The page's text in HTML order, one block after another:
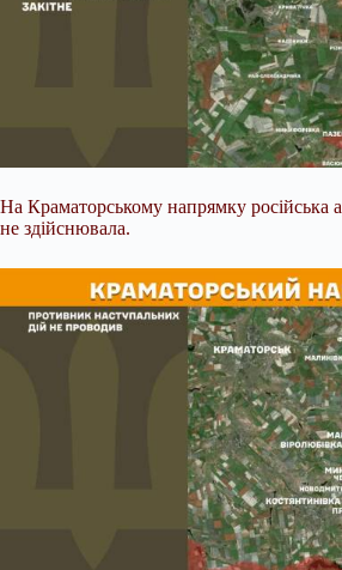
На Краматорському напрямку російська
не здійснювала.